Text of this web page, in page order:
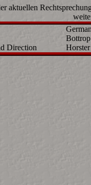
aktuellen
Bottrop
Direction